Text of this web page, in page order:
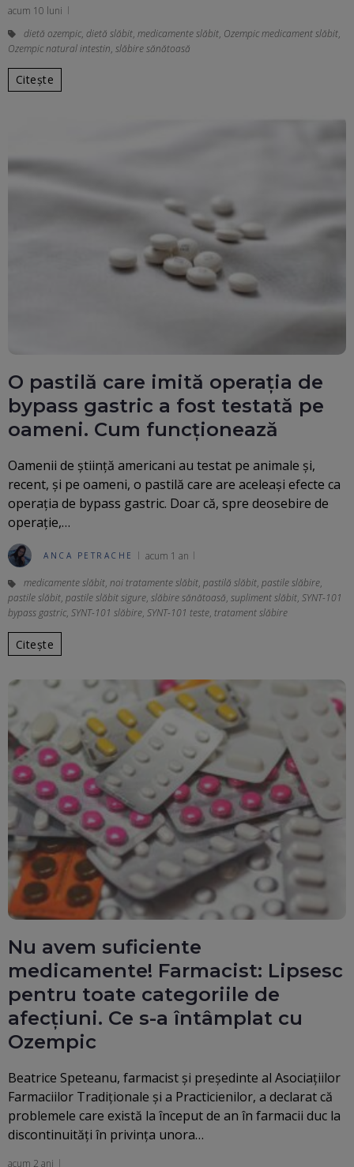
acum 10 luni
dietă ozempic, dietă slăbit, medicamente slăbit, Ozempic medicament slăbit,
Ozempic natural intestin, slăbire sănătoasă
Citește
O pastilă care imită operația de
bypass gastric a fost testată pe
oameni. Cum funcționează
Oamenii de știință americani au testat pe animale și,
recent, și pe oameni, o pastilă care are aceleași efecte ca
operația de bypass gastric. Doar că, spre deosebire de
operație,…
ANCA PETRACHE acum 1 an
medicamente slăbit, noi tratamente slăbit, pastilă slăbit, pastile slăbire,
pastile slăbit, pastile slăbit sigure, slăbire sănătoasă, supliment slăbit, SYNT-101
bypass gastric, SYNT-101 slăbire, SYNT-101 teste, tratament slăbire
Citește
Nu avem suficiente
medicamente! Farmacist: Lipsesc
pentru toate categoriile de
afecțiuni. Ce s-a întâmplat cu
Ozempic
Beatrice Speteanu, farmacist şi preşedinte al Asociaţiilor
Farmaciilor Tradiţionale şi a Practicienilor, a declarat că
problemele care există la început de an în farmacii duc la
discontinuităţi în privinţa unora…
acum 2 ani